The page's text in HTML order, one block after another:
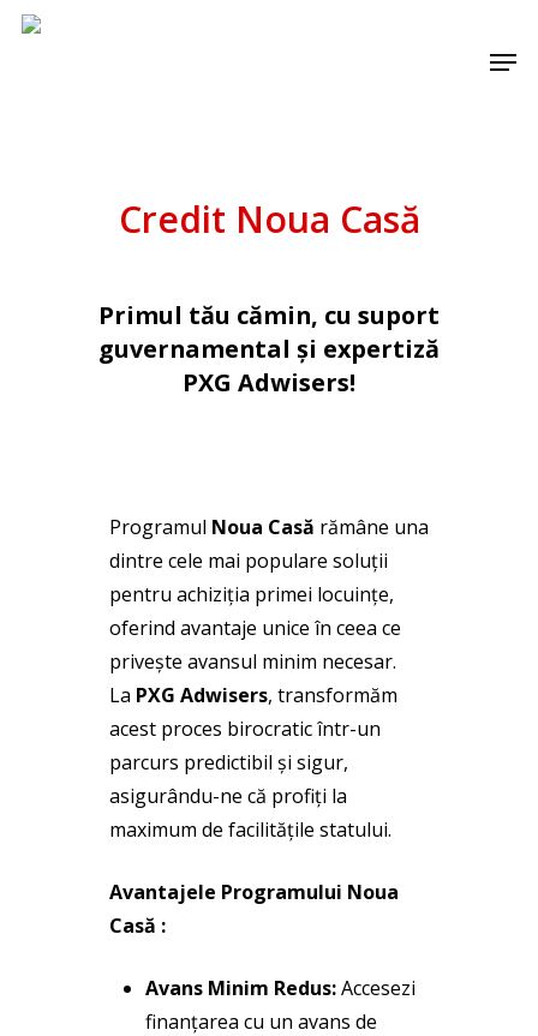
Skip
Credit Noua Casă
Primul tău cămin, cu suport
guvernamental și expertiză
PXG Adwisers!
Programul Noua Casă rămâne una
dintre cele mai populare soluții
pentru achiziția primei locuințe,
oferind avantaje unice în ceea ce
privește avansul minim necesar.
La PXG Adwisers, transformăm
acest proces birocratic într-un
parcurs predictibil și sigur,
asigurându-ne că profiți la
maximum de facilitățile statului.
Avantajele Programului Noua
Casă :
Avans Minim Redus:Accesezi
finanțarea cu un avans de